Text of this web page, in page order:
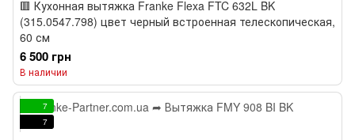
🟥 Кухонная вытяжка Franke Flexa FTC 632L BK
(315.0547.798) цвет черный встроенная телескопическая,
60 см
6 500 грн
В наличии
7
7